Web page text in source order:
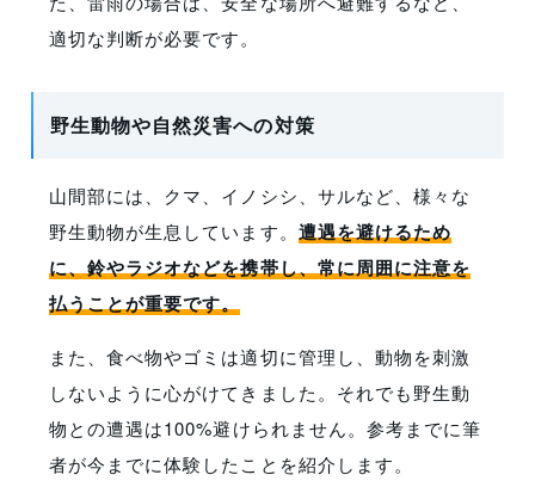
適切な判断が必要です。
野生動物や自然災害への対策
山間部には、クマ、イノシシ、サルなど、様々な
野生動物が生息しています。 遭遇を避けるため
に、鈴やラジオなどを携帯し、常に周囲に注意を
払うことが重要です。
また、食べ物やゴミは適切に管理し、動物を刺激
しないように心がけてきました。それでも野生動
物との遭遇は100%避けられません。参考までに筆
者が今までに体験したことを紹介します。